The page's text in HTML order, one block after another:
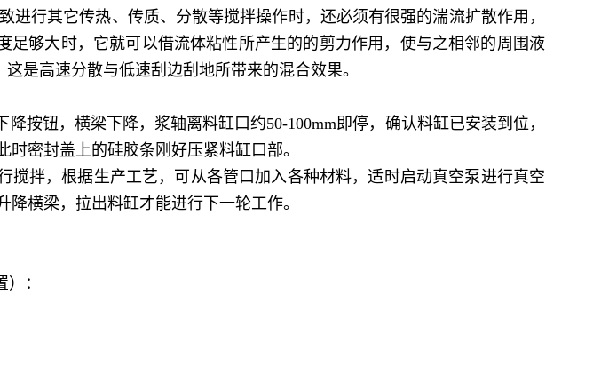
行其它传热、传质、分散等搅拌操作时，还必须有很强的湍流扩散作用，
够大时，它就可以借流体粘性所产生的的剪力作用，使与之相邻的周围液
是高速分散与低速刮边刮地所带来的混合效果。
降按钮，横梁下降，浆轴离料缸口约50-100mm即停，确认料缸已安装到位，
密封盖上的硅胶条刚好压紧料缸口部。
拌，根据生产工艺，可从各管口加入各种材料，适时启动真空泵进行真空
横梁，拉出料缸才能进行下一轮工作。
：